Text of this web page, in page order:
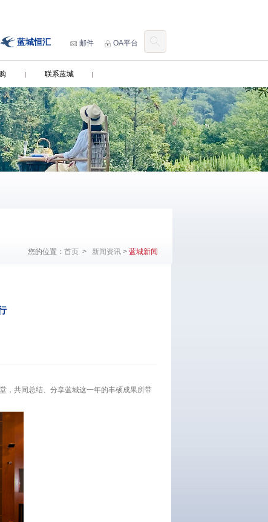
蓝城恒汇 邮件 OA平台
联系蓝城
您的位置： 首页> 新闻资讯 > 蓝城新闻
，共同总结、分享蓝城这一年的丰硕成果所带